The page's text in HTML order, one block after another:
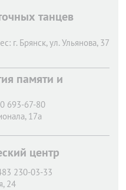
танцев
г. Брянск, ул. Ульянова, 37
памяти и
693-67-80
17а
центр
230-03-33
24